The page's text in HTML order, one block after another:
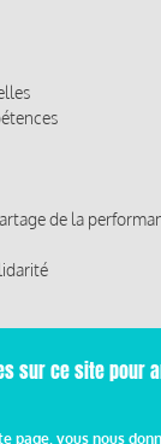
de la
sur ce site pour
page, vous nous